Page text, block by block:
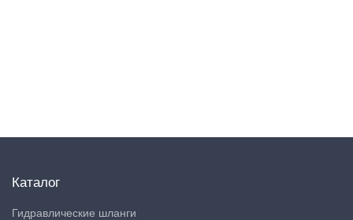
Каталог
Гидравлические шланги